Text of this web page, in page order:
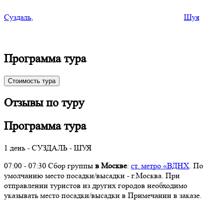
Суздаль, Шуя
Программа тура
Стоимость тура
Отзывы по туру
Программа тура
1 день - СУЗДАЛЬ - ШУЯ
07:00 - 07:30 Сбор группы в Москве: ст. метро «ВДНХ. По
умолчанию место посадки/высадки - г.Москва. При
отправлении туристов из других городов необходимо
указывать место посадки/высадки в Примечании в заказе.